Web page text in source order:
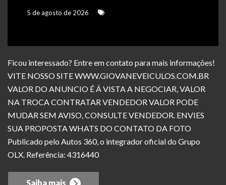
5 de agosto de 2026
Ficou interessado? Entre em contato para mais informações!
VITE NOSSO SITE WWW.GIOVANEVEICULOS.COM.BR
VALOR DO ANUNCIO É Á VISTA A NEGOCIAR, VALOR
NA TROCA CONTRATAR VENDEDOR VALOR PODE
MUDAR SEM AVISO, CONSULTE VENDEDOR. ENVIES
SUA PROPOSTA WHATS DO CONTATO DA FOTO
Publicado pelo Autos 360, o integrador oficial do Grupo
OLX. Referência: 4316440
Saiba mais